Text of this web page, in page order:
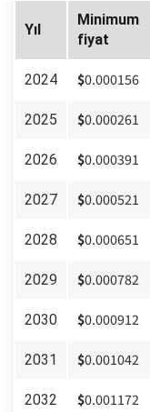
Yıl
Minimum
fiyat
2024 $0.000156
2025 $0.000261
2026 $0.000391
2027 $0.000521
2028 $0.000651
2029 $0.000782
2030 $0.000912
2031 $0.001042
2032 $0.001172